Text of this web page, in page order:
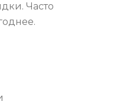
Часто